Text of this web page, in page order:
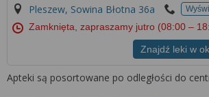
Pleszew, Sowina Błotna 36a
Zamknięta, zapraszamy jutro (08:00 –
Znajdź leki w
Apteki są posortowane po odległości do